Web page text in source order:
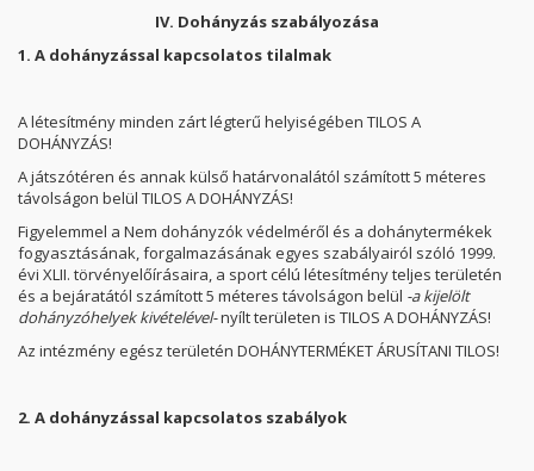
IV. Dohányzás szabályozása
1. A dohányzással kapcsolatos tilalmak
A létesítmény minden zárt légterű helyiségében TILOS A
DOHÁNYZÁS!
A játszótéren és annak külső határvonalától számított 5 méteres
távolságon belül TILOS A DOHÁNYZÁS!
Figyelemmel a Nem dohányzók védelméről és a dohánytermékek
fogyasztásának, forgalmazásának egyes szabályairól szóló 1999.
évi XLII. törvényelőírásaira, a sport célú létesítmény teljes területén
és a bejáratától számított 5 méteres távolságon belül -a kijelölt
dohányzóhelyek kivételével-nyílt területen is TILOS A DOHÁNYZÁS!
Az intézmény egész területén DOHÁNYTERMÉKET ÁRUSÍTANI TILOS!
2. A dohányzással kapcsolatos szabályok